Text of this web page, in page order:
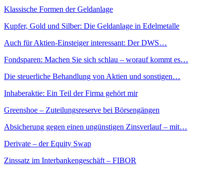
Klassische Formen der Geldanlage
Kupfer, Gold und Silber: Die Geldanlage in Edelmetalle
Auch für Aktien-Einsteiger interessant: Der DWS…
Fondsparen: Machen Sie sich schlau – worauf kommt es…
Die steuerliche Behandlung von Aktien und sonstigen…
Inhaberaktie: Ein Teil der Firma gehört mir
Greenshoe – Zuteilungsreserve bei Börsengängen
Absicherung gegen einen ungünstigen Zinsverlauf – mit…
Derivate – der Equity Swap
Zinssatz im Interbankengeschäft – FIBOR